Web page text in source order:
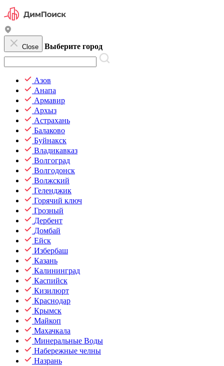
Close Выберите город
Азов
Анапа
Армавир
Архыз
Астрахань
Балаково
Буйнакск
Владикавказ
Волгоград
Волгодонск
Волжский
Геленджик
Горячий ключ
Грозный
Дербент
Домбай
Ейск
Избербаш
Казань
Калининград
Каспийск
Кизилюрт
Краснодар
Крымск
Майкоп
Махачкала
Минеральные Воды
Набережные челны
Назрань